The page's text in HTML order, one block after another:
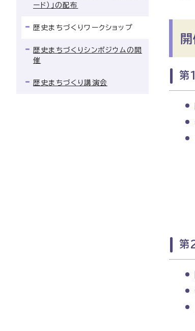
第
第
ード）」の配布
歴史まちづくりワークショップ
歴史まちづくりシンポジウムの開
催
歴史まちづくり講演会